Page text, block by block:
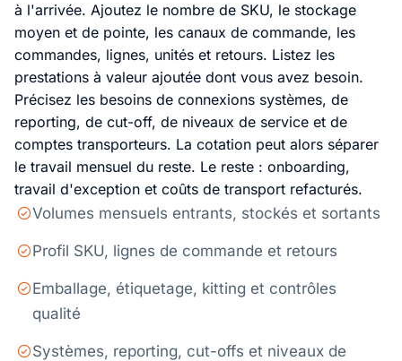
à l'arrivée. Ajoutez le nombre de SKU, le stockage
moyen et de pointe, les canaux de commande, les
commandes, lignes, unités et retours. Listez les
prestations à valeur ajoutée dont vous avez besoin.
Précisez les besoins de connexions systèmes, de
reporting, de cut-off, de niveaux de service et de
comptes transporteurs. La cotation peut alors séparer
le travail mensuel du reste. Le reste : onboarding,
travail d'exception et coûts de transport refacturés.
Volumes mensuels entrants, stockés et sortants
Profil SKU, lignes de commande et retours
Emballage, étiquetage, kitting et contrôles
qualité
Systèmes, reporting, cut-offs et niveaux de